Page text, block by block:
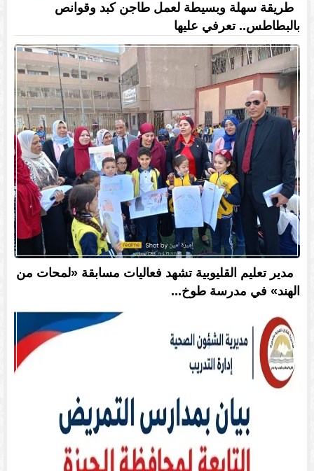
طريقة سهلة وبسيطة لعمل طاجن كبد وقوانص
بالبطاطس.. تعرفي عليها
مدير تعليم القليوبية تشهد فعاليات مسابقة «لمحات من
الهند» في مدرسة طوخ...